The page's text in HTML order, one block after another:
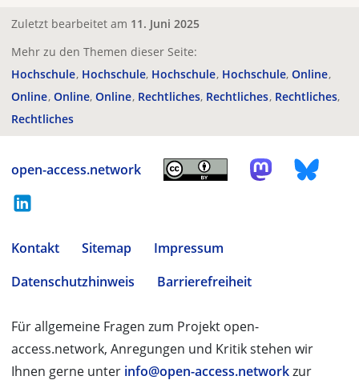
Zuletzt bearbeitet am 11. Juni 2025
Mehr zu den Themen dieser Seite:
Hochschule Hochschule Hochschule Hochschule Online
Online Online Online Rechtliches Rechtliches Rechtliches
Rechtliches
open-access.network
Kontakt Sitemap
Impressum
Datenschutzhinweis
Barrierefreiheit
Für allgemeine Fragen zum Projekt open-
access.network, Anregungen und Kritik stehen wir
Ihnen gerne unter info@open-access.networkzur